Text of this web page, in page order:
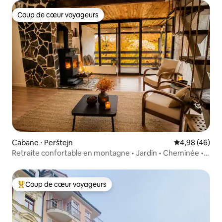
Coup de cœur voyageurs
Coup de cœur voyageurs
Cabane ⋅ Perštejn Évaluation
4,98 (46)
Retraite confortable en montagne • Jardin • Cheminée •
Coups de cœur voyageurs les plus appréciés
Coup de cœur voyageurs